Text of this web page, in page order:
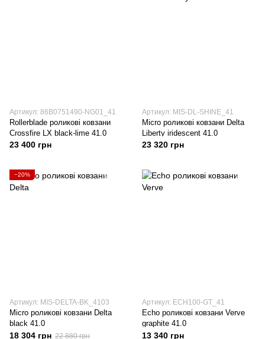
Артикул: 86B0751490-NG01_41
Rollerblade роликові ковзани
Crossfire LX black-lime 41.0
23 400 грн
Артикул: MIS-DL-SHINE_41
Micro роликові ковзани Delta
Liberty iridescent 41.0
23 320 грн
−20%
Артикул: MIS-DELTA-BK_4103
Micro роликові ковзани Delta
black 41.0
18 304 грн 22 880 грн
Артикул: ECH100-GT_41
Echo роликові ковзани Verve
graphite 41.0
13 340 грн